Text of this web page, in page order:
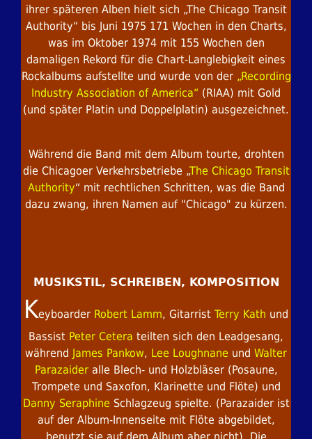
ihrer späteren Alben hielt sich „The Chicago Transit
Authority“ bis Juni 1975 171 Wochen in den Charts,
was im Oktober 1974 mit 155 Wochen den
damaligen Rekord für die Chart-Langlebigkeit eines
Rockalbums aufstellte und wurde von der„Recording
Industry Association of America“ (RIAA) mit Gold
(und später Platin und Doppelplatin) ausgezeichnet.
Während die Band mit dem Album tourte, drohten
die Chicagoer Verkehrsbetriebe „The Chicago Transit
Authority“ mit rechtlichen Schritten, was die Band
dazu zwang, ihren Namen auf "Chicago" zu kürzen.
MUSIKSTIL, SCHREIBEN, KOMPOSITION
Keyboarder Robert Lamm, Gitarrist Terry Kath und
Bassist Peter Cetera teilten sich den Leadgesang,
während James Pankow, Lee Loughnane und Walter
Parazaideralle Blech- und Holzbläser (Posaune,
Trompete und Saxofon, Klarinette und Flöte) und
Danny Seraphine Schlagzeug spielte. (Parazaider ist
auf der Album-Innenseite mit Flöte abgebildet,